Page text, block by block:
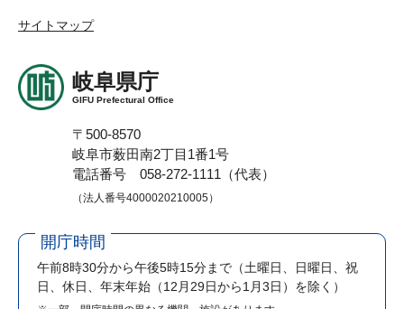
サイトマップ
岐阜県庁
GIFU Prefectural Office
〒500-8570
岐阜市薮田南2丁目1番1号
電話番号 058-272-1111（代表）
（法人番号4000020210005）
開庁時間
午前8時30分から午後5時15分まで （土曜日、日曜日、祝
日、休日、年末年始（12月29日から1月3日）を除く）